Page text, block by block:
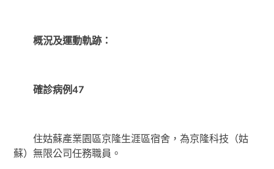
概況及運動軌跡：
確診病例47
住姑蘇產業園區京隆生涯區宿舍，為京隆科技（姑
蘇）無限公司任務職員。